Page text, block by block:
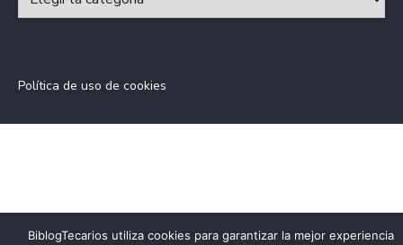
Política de uso de cookies
BiblogTecarios utiliza cookies para garantizar la mejor experiencia